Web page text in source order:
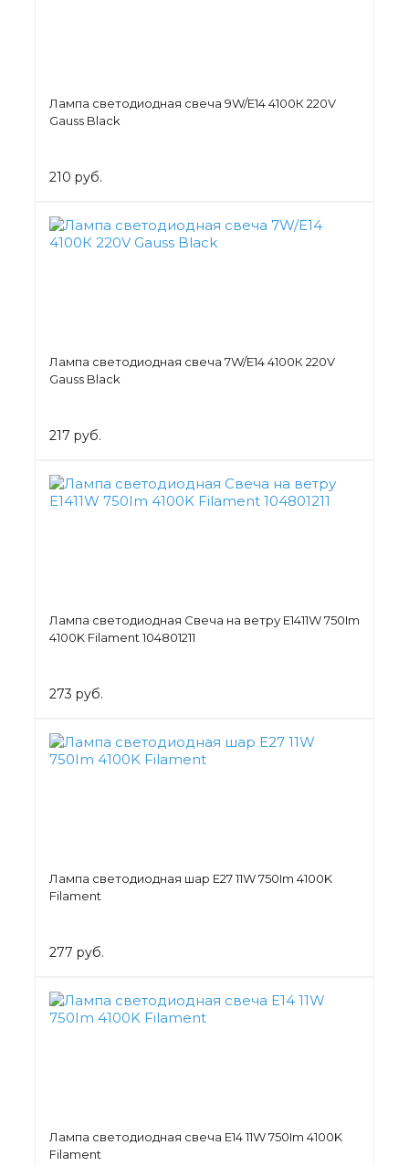
Лампа светодиодная свеча 9W/Е14 4100К 220V
Gauss Black
210 руб.
Лампа светодиодная свеча 7W/Е14 4100К 220V
Gauss Black
217 руб.
Лампа светодиодная Свеча на ветру Е1411W 750Im
4100K Filament 104801211
273 руб.
Лампа светодиодная шар Е27 11W 750Im 4100K
Filament
277 руб.
Лампа светодиодная свеча Е14 11W 750Im 4100K
Filament